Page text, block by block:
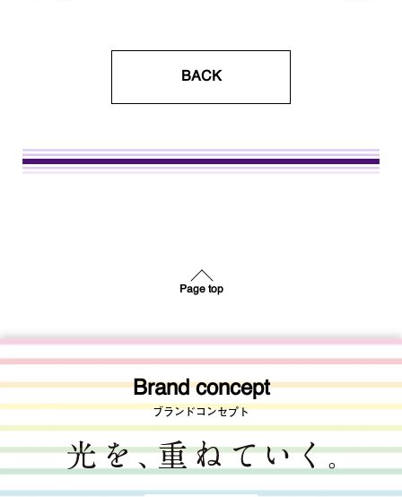
BACK
Page top
Brand concept
ブランドコンセプト